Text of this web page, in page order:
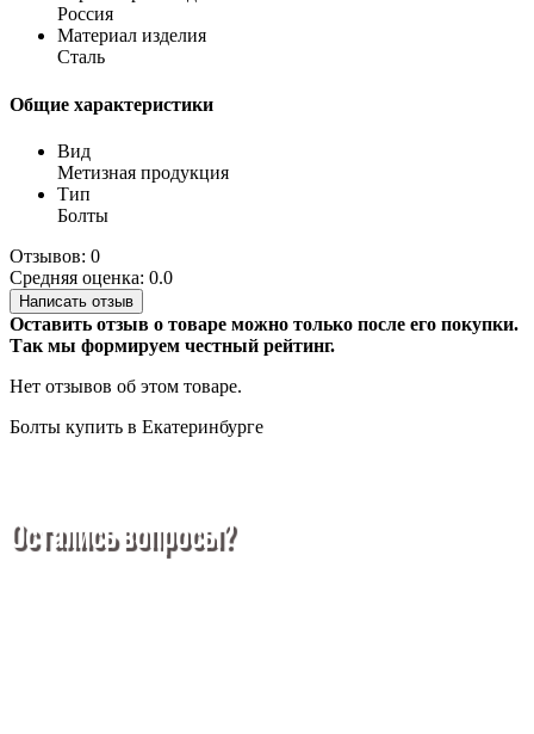
Россия
Материал изделия
Сталь
Общие характеристики
Вид
Метизная продукция
Тип
Болты
Отзывов: 0
Средняя оценка: 0.0
Написать отзыв
Оставить отзыв о товаре можно только после его покупки.
Так мы формируем честный рейтинг.
Нет отзывов об этом товаре.
Болты купить в Екатеринбурге
Остались вопросы?